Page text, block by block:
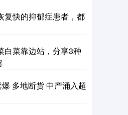
复快的抑郁症患者，都
白菜靠边站，分享3种
多地断货 中产涌入超